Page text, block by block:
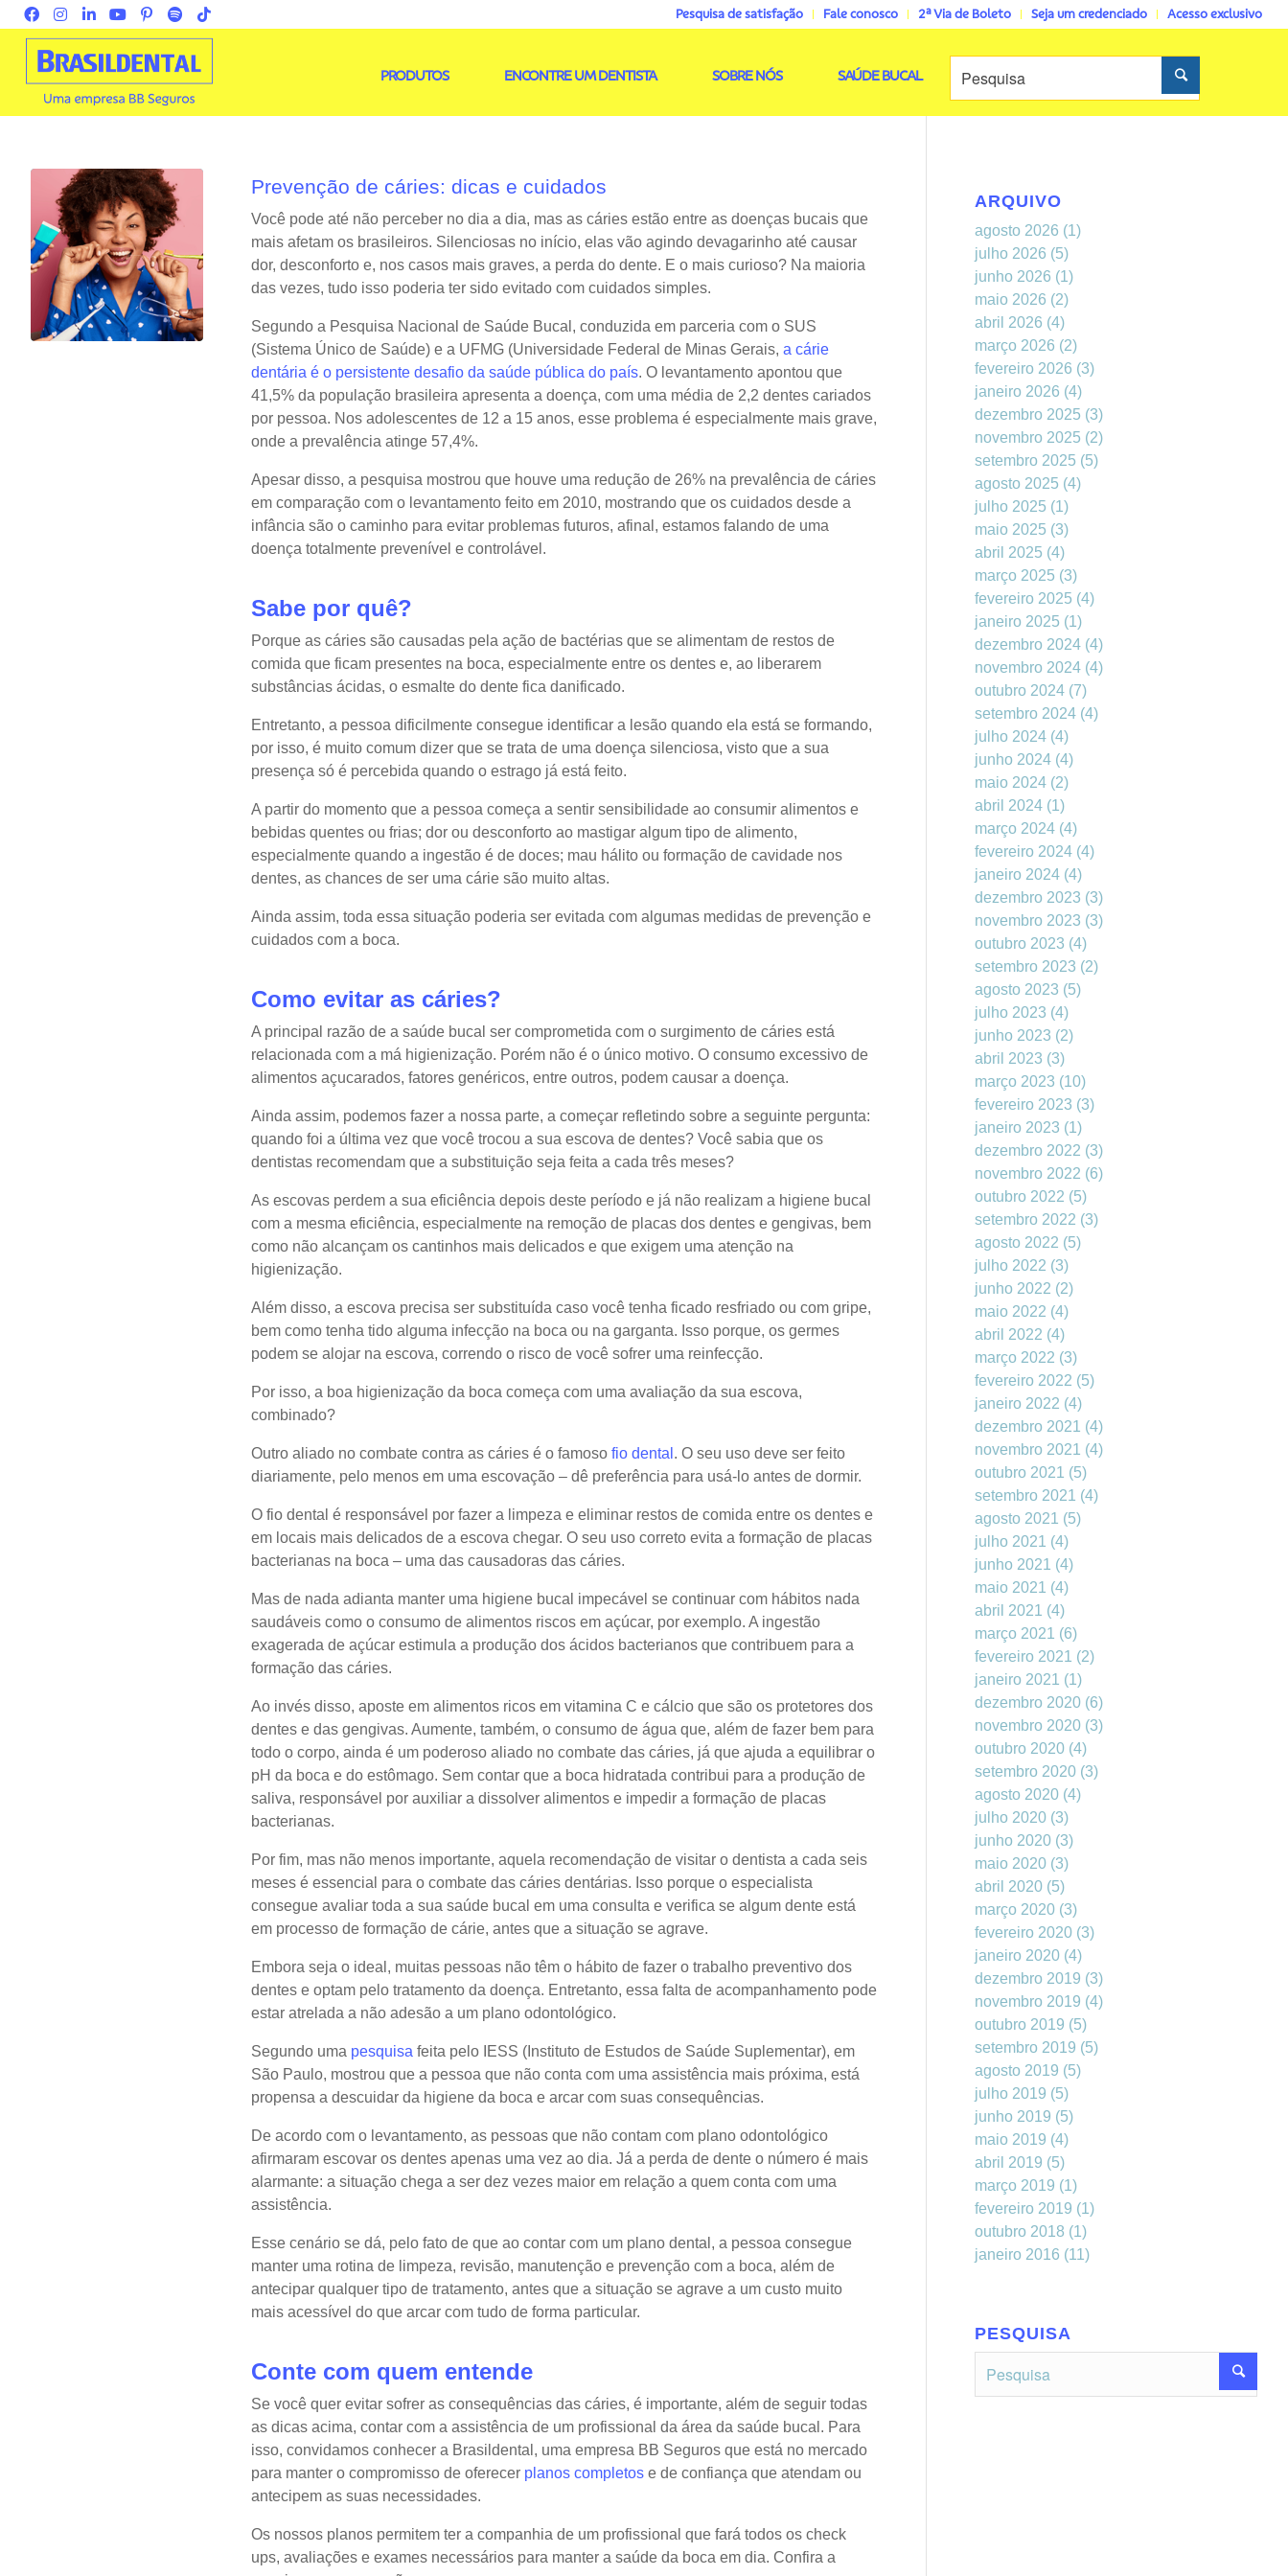
Pesquisa de satisfação Fale conosco 2ª Via de Boleto Seja um credenciado Acesso exclusivo
PRODUTOS ENCONTRE UM DENTISTA SOBRE NÓS SAÚDE BUCAL
Prevenção de cáries: dicas e cuidados
Você pode até não perceber no dia a dia, mas as cáries estão entre as doenças bucais que
mais afetam os brasileiros. Silenciosas no início, elas vão agindo devagarinho até causar
dor, desconforto e, nos casos mais graves, a perda do dente. E o mais curioso? Na maioria
das vezes, tudo isso poderia ter sido evitado com cuidados simples.
Segundo a Pesquisa Nacional de Saúde Bucal, conduzida em parceria com o SUS
(Sistema Único de Saúde) e a UFMG (Universidade Federal de Minas Gerais, a cárie
dentária é o persistente desafio da saúde pública do país. O levantamento apontou que
41,5% da população brasileira apresenta a doença, com uma média de 2,2 dentes cariados
por pessoa. Nos adolescentes de 12 a 15 anos, esse problema é especialmente mais grave,
onde a prevalência atinge 57,4%.
Apesar disso, a pesquisa mostrou que houve uma redução de 26% na prevalência de cáries
em comparação com o levantamento feito em 2010, mostrando que os cuidados desde a
infância são o caminho para evitar problemas futuros, afinal, estamos falando de uma
doença totalmente prevenível e controlável.
Sabe por quê?
Porque as cáries são causadas pela ação de bactérias que se alimentam de restos de
comida que ficam presentes na boca, especialmente entre os dentes e, ao liberarem
substâncias ácidas, o esmalte do dente fica danificado.
Entretanto, a pessoa dificilmente consegue identificar a lesão quando ela está se formando,
por isso, é muito comum dizer que se trata de uma doença silenciosa, visto que a sua
presença só é percebida quando o estrago já está feito.
A partir do momento que a pessoa começa a sentir sensibilidade ao consumir alimentos e
bebidas quentes ou frias; dor ou desconforto ao mastigar algum tipo de alimento,
especialmente quando a ingestão é de doces; mau hálito ou formação de cavidade nos
dentes, as chances de ser uma cárie são muito altas.
Ainda assim, toda essa situação poderia ser evitada com algumas medidas de prevenção e
cuidados com a boca.
Como evitar as cáries?
A principal razão de a saúde bucal ser comprometida com o surgimento de cáries está
relacionada com a má higienização. Porém não é o único motivo. O consumo excessivo de
alimentos açucarados, fatores genéricos, entre outros, podem causar a doença.
Ainda assim, podemos fazer a nossa parte, a começar refletindo sobre a seguinte pergunta:
quando foi a última vez que você trocou a sua escova de dentes? Você sabia que os
dentistas recomendam que a substituição seja feita a cada três meses?
As escovas perdem a sua eficiência depois deste período e já não realizam a higiene bucal
com a mesma eficiência, especialmente na remoção de placas dos dentes e gengivas, bem
como não alcançam os cantinhos mais delicados e que exigem uma atenção na
higienização.
Além disso, a escova precisa ser substituída caso você tenha ficado resfriado ou com gripe,
bem como tenha tido alguma infecção na boca ou na garganta. Isso porque, os germes
podem se alojar na escova, correndo o risco de você sofrer uma reinfecção.
Por isso, a boa higienização da boca começa com uma avaliação da sua escova,
combinado?
Outro aliado no combate contra as cáries é o famoso fio dental . O seu uso deve ser feito
diariamente, pelo menos em uma escovação – dê preferência para usá-lo antes de dormir.
O fio dental é responsável por fazer a limpeza e eliminar restos de comida entre os dentes e
em locais mais delicados de a escova chegar. O seu uso correto evita a formação de placas
bacterianas na boca – uma das causadoras das cáries.
Mas de nada adianta manter uma higiene bucal impecável se continuar com hábitos nada
saudáveis como o consumo de alimentos riscos em açúcar, por exemplo. A ingestão
exagerada de açúcar estimula a produção dos ácidos bacterianos que contribuem para a
formação das cáries.
Ao invés disso, aposte em alimentos ricos em vitamina C e cálcio que são os protetores dos
dentes e das gengivas. Aumente, também, o consumo de água que, além de fazer bem para
todo o corpo, ainda é um poderoso aliado no combate das cáries, já que ajuda a equilibrar o
pH da boca e do estômago. Sem contar que a boca hidratada contribui para a produção de
saliva, responsável por auxiliar a dissolver alimentos e impedir a formação de placas
bacterianas.
Por fim, mas não menos importante, aquela recomendação de visitar o dentista a cada seis
meses é essencial para o combate das cáries dentárias. Isso porque o especialista
consegue avaliar toda a sua saúde bucal em uma consulta e verifica se algum dente está
em processo de formação de cárie, antes que a situação se agrave.
Embora seja o ideal, muitas pessoas não têm o hábito de fazer o trabalho preventivo dos
dentes e optam pelo tratamento da doença. Entretanto, essa falta de acompanhamento pode
estar atrelada a não adesão a um plano odontológico.
Segundo uma pesquisa feita pelo IESS (Instituto de Estudos de Saúde Suplementar), em
São Paulo, mostrou que a pessoa que não conta com uma assistência mais próxima, está
propensa a descuidar da higiene da boca e arcar com suas consequências.
De acordo com o levantamento, as pessoas que não contam com plano odontológico
afirmaram escovar os dentes apenas uma vez ao dia. Já a perda de dente o número é mais
alarmante: a situação chega a ser dez vezes maior em relação a quem conta com uma
assistência.
Esse cenário se dá, pelo fato de que ao contar com um plano dental, a pessoa consegue
manter uma rotina de limpeza, revisão, manutenção e prevenção com a boca, além de
antecipar qualquer tipo de tratamento, antes que a situação se agrave a um custo muito
mais acessível do que arcar com tudo de forma particular.
Conte com quem entende
Se você quer evitar sofrer as consequências das cáries, é importante, além de seguir todas
as dicas acima, contar com a assistência de um profissional da área da saúde bucal. Para
isso, convidamos conhecer a Brasildental, uma empresa BB Seguros que está no mercado
para manter o compromisso de oferecer planos completos e de confiança que atendam ou
antecipem as suas necessidades.
Os nossos planos permitem ter a companhia de um profissional que fará todos os check
ups, avaliações e exames necessários para manter a saúde da boca em dia. Confira a
ARQUIVO
agosto 2026 (1)
julho 2026 (5)
junho 2026 (1)
maio 2026 (2)
abril 2026 (4)
março 2026 (2)
fevereiro 2026 (3)
janeiro 2026 (4)
dezembro 2025 (3)
novembro 2025 (2)
setembro 2025 (5)
agosto 2025 (4)
julho 2025 (1)
maio 2025 (3)
abril 2025 (4)
março 2025 (3)
fevereiro 2025 (4)
janeiro 2025 (1)
dezembro 2024 (4)
novembro 2024 (4)
outubro 2024 (7)
setembro 2024 (4)
julho 2024 (4)
junho 2024 (4)
maio 2024 (2)
abril 2024 (1)
março 2024 (4)
fevereiro 2024 (4)
janeiro 2024 (4)
dezembro 2023 (3)
novembro 2023 (3)
outubro 2023 (4)
setembro 2023 (2)
agosto 2023 (5)
julho 2023 (4)
junho 2023 (2)
abril 2023 (3)
março 2023 (10)
fevereiro 2023 (3)
janeiro 2023 (1)
dezembro 2022 (3)
novembro 2022 (6)
outubro 2022 (5)
setembro 2022 (3)
agosto 2022 (5)
julho 2022 (3)
junho 2022 (2)
maio 2022 (4)
abril 2022 (4)
março 2022 (3)
fevereiro 2022 (5)
janeiro 2022 (4)
dezembro 2021 (4)
novembro 2021 (4)
outubro 2021 (5)
setembro 2021 (4)
agosto 2021 (5)
julho 2021 (4)
junho 2021 (4)
maio 2021 (4)
abril 2021 (4)
março 2021 (6)
fevereiro 2021 (2)
janeiro 2021 (1)
dezembro 2020 (6)
novembro 2020 (3)
outubro 2020 (4)
setembro 2020 (3)
agosto 2020 (4)
julho 2020 (3)
junho 2020 (3)
maio 2020 (3)
abril 2020 (5)
março 2020 (3)
fevereiro 2020 (3)
janeiro 2020 (4)
dezembro 2019 (3)
novembro 2019 (4)
outubro 2019 (5)
setembro 2019 (5)
agosto 2019 (5)
julho 2019 (5)
junho 2019 (5)
maio 2019 (4)
abril 2019 (5)
março 2019 (1)
fevereiro 2019 (1)
outubro 2018 (1)
janeiro 2016 (11)
PESQUISA